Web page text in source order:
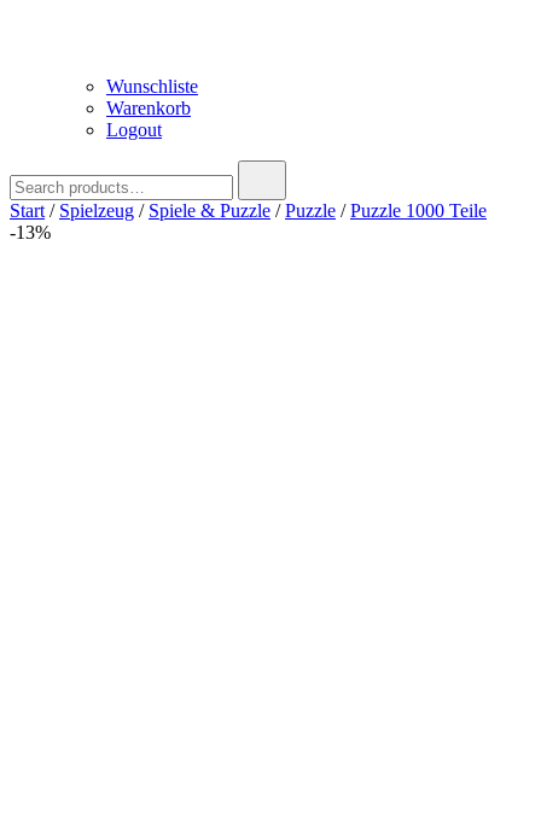
Wunschliste
Warenkorb
Logout
for:
Start / Spielzeug / Spiele & Puzzle /Puzzle /Puzzle 1000 Teile
-13%